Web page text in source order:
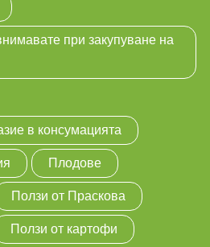
при закупуване на
в консумацията
Плодове
Ползи от Праскова
Ползи от картофи